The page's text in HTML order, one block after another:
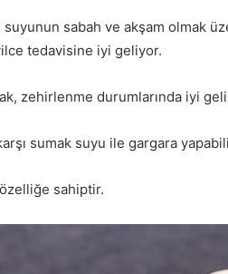
sabah ve akşam olmak
tedavisine iyi geliyor.
zehirlenme durumlarında iyi
sumak suyu ile gargara
sahiptir.